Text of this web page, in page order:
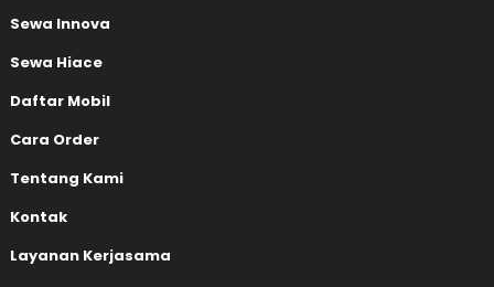
Sewa Innova
Sewa Hiace
Daftar Mobil
Cara Order
Tentang Kami
Kontak
Layanan Kerjasama